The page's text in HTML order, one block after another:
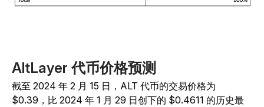
AltLayer 代币价格预测
截至 2024 年 2 月 15 日，ALT 代币的交易价格为
$0.39，比 2024 年 1 月 29 日创下的 $0.4611 的历史最